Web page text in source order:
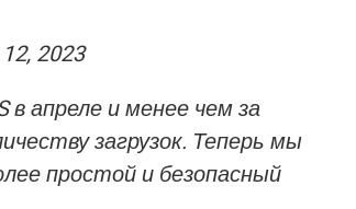
2023
в апреле и менее чем за
загрузок. Теперь мы
простой и безопасный